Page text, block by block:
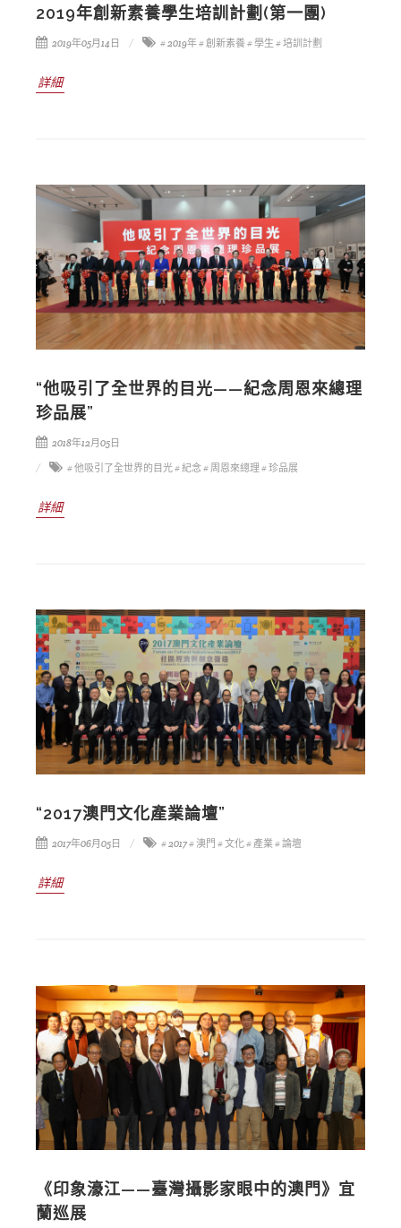
2019年創新素養學生培訓計劃(第一團)
2019年05月14日 # 2019年# 創新素養# 學生 # 培訓計劃
詳細
“他吸引了全世界的目光——紀念周恩來總理
珍品展”
2018年12月05日
# 他吸引了全世界的目光# 紀念# 周恩來總理 # 珍品展
詳細
“2017澳門文化產業論壇”
2017年06月05日 # 2017# 澳門 # 文化# 產業# 論壇
詳細
《印象濠江——臺灣攝影家眼中的澳門》宜
蘭巡展